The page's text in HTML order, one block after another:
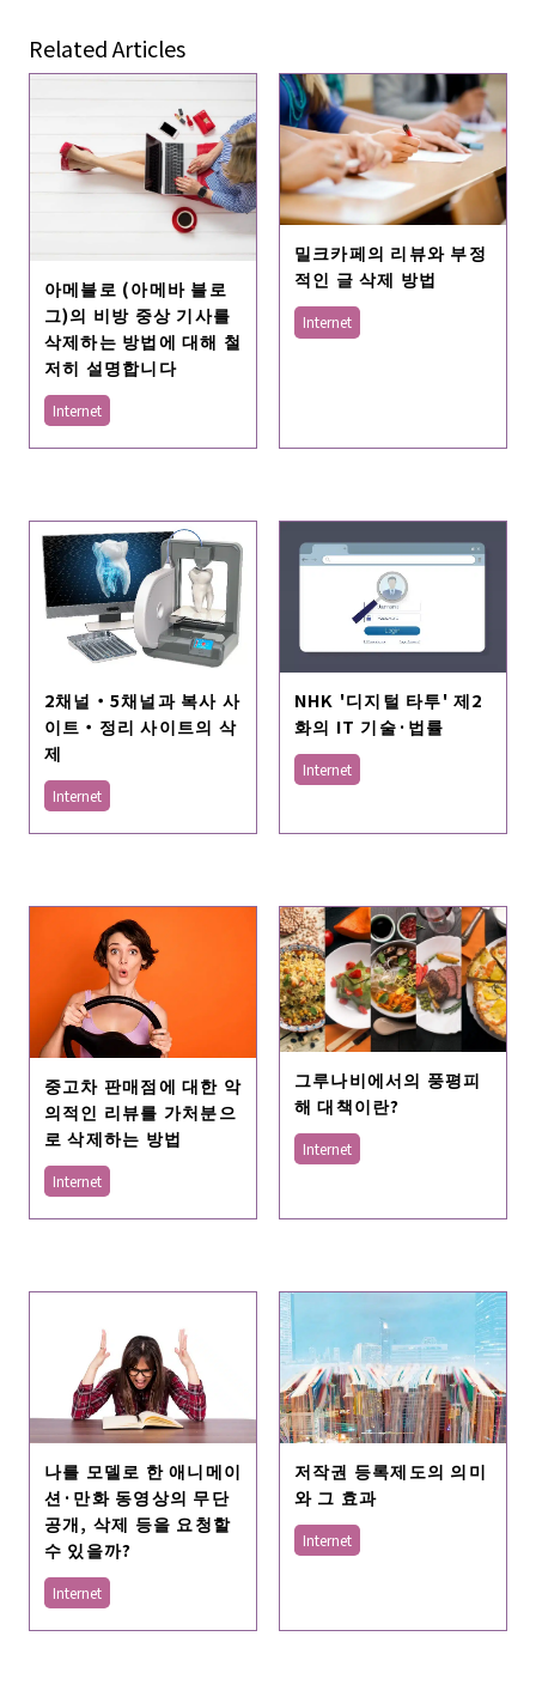
Related Articles
아메블로 (아메바 블로
그)의 비방 중상 기사를
삭제하는 방법에 대해 철
저히 설명합니다
Internet
밀크카페의 리뷰와 부정
적인 글 삭제 방법
Internet
2채널・5채널과 복사 사
이트・정리 사이트의 삭
제
Internet
NHK '디지털 타투' 제2
화의 IT 기술·법률
Internet
중고차 판매점에 대한 악
의적인 리뷰를 가처분으
로 삭제하는 방법
Internet
그루나비에서의 풍평피
해 대책이란?
Internet
나를 모델로 한 애니메이
션·만화 동영상의 무단
공개, 삭제 등을 요청할
수 있을까?
Internet
저작권 등록제도의 의미
와 그 효과
Internet